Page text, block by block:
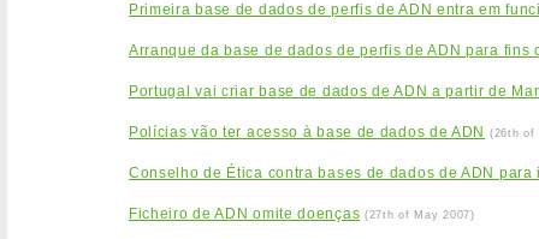
Primeira base de dados de perfis de ADN entra em
Arranque da base de dados de perfis de ADN para
Portugal vai criar base de dados de ADN a partir de
Polícias vão ter acesso à base de dados de ADN (26th of
Conselho de Ética contra bases de dados de ADN
Ficheiro de ADN omite doenças (27th of May 2007)